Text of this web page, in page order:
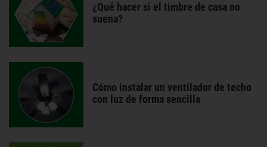
¿Qué hacer si el timbre de casa no
suena?
Cómo instalar un ventilador de techo
con luz de forma sencilla